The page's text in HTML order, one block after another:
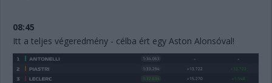
08:45
Itt a teljes végeredmény - célba ért egy Aston Alonsóval!